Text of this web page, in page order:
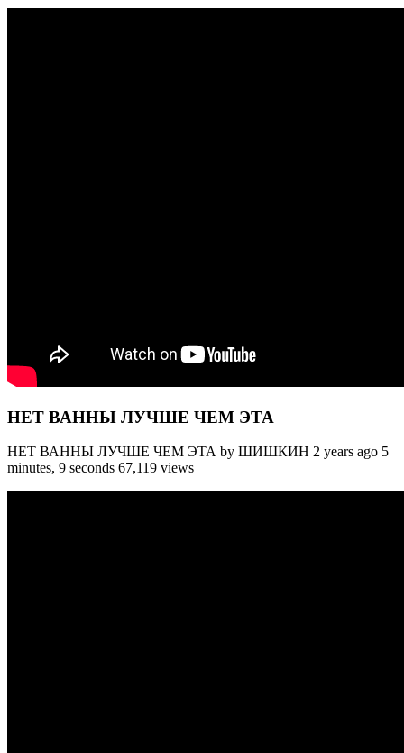
НЕТ ВАННЫ ЛУЧШЕ ЧЕМ ЭТА
НЕТ ВАННЫ ЛУЧШЕ ЧЕМ ЭТА by ШИШКИН 2 years ago 5
minutes, 9 seconds 67,119 views